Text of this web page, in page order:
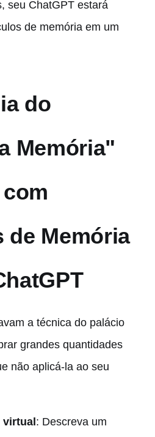
seu ChatGPT estará
de memória em um
do
Memória"
de Memória
a técnica do palácio
grandes quantidades
não aplicá-la ao seu
: Descreva um